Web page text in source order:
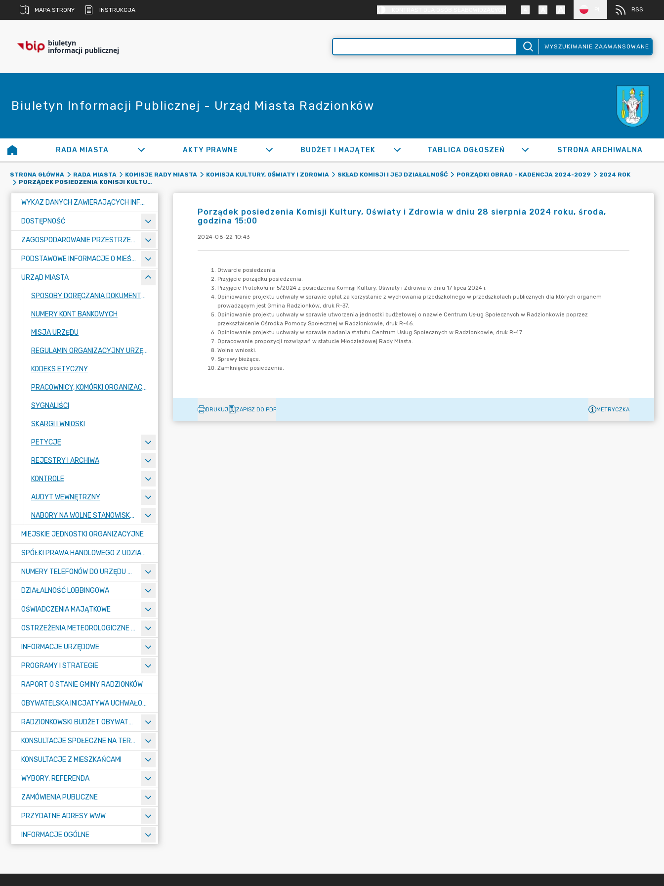
MAPA STRONY INSTRUKCJA RSS
biuletyn
informacji publicznej WYSZUKIWANIE ZAAWANSOWANE
Biuletyn Informacji Publicznej - Urząd Miasta Radzionków
RADA MIASTA AKTY PRAWNE BUDŻET I MAJĄTEK TABLICA OGŁOSZEŃ STRONA ARCHIWALNA
STRONA GŁÓWNA RADA MIASTA KOMISJE RADY MIASTA KOMISJA KULTURY, OŚWIATY I ZDROWIA SKŁAD KOMISJI I JEJ DZIAŁALNOŚĆ PORZĄDKI OBRAD - KADENCJA 2024-2029
2024 ROK
PORZĄDEK POSIEDZENIA KOMISJI KULTURY, OŚWIATY I ZDROWIA W DNIU 28 SIERPNIA 2024 ROKU, ŚRODA, GODZINA 15:00
WYKAZ DANYCH ZAWIERAJĄCYCH INFORMACJE O ŚRODOWISKU I JEGO OCHRONIE
DOSTĘPNOŚĆ
ZAGOSPODAROWANIE PRZESTRZENNE
PODSTAWOWE INFORMACJE O MIEŚCIE
URZĄD MIASTA
SPOSOBY DORĘCZANIA DOKUMENTÓW DO URZĘDU MIASTA RADZIONKÓW
NUMERY KONT BANKOWYCH
MISJA URZĘDU
REGULAMIN ORGANIZACYJNY URZĘDU
KODEKS ETYCZNY
PRACOWNICY, KOMÓRKI ORGANIZACYJNE URZĘDU
SYGNALIŚCI
SKARGI I WNIOSKI
PETYCJE
REJESTRY I ARCHIWA
KONTROLE
AUDYT WEWNĘTRZNY
NABORY NA WOLNE STANOWISKA PRACY
MIEJSKIE JEDNOSTKI ORGANIZACYJNE
SPÓŁKI PRAWA HANDLOWEGO Z UDZIAŁEM GMINY
NUMERY TELEFONÓW DO URZĘDU MIASTA, MIEJSKICH JEDNOSTEK ORGANIZACYJNYCH ORAZ SPÓŁEK PRAWA HANDLOWEGO Z UDZIAŁEM GMINY
DZIAŁALNOŚĆ LOBBINGOWA
OŚWIADCZENIA MAJĄTKOWE
OSTRZEŻENIA METEOROLOGICZNE O ZŁYM STANIE POWIETRZA I INNE
INFORMACJE URZĘDOWE
PROGRAMY I STRATEGIE
RAPORT O STANIE GMINY RADZIONKÓW
OBYWATELSKA INICJATYWA UCHWAŁODAWCZA
RADZIONKOWSKI BUDŻET OBYWATELSKI
KONSULTACJE SPOŁECZNE NA TERENIE MIASTA RADZIONKÓW
KONSULTACJE Z MIESZKAŃCAMI
WYBORY, REFERENDA
ZAMÓWIENIA PUBLICZNE
PRZYDATNE ADRESY WWW
INFORMACJE OGÓLNE
Porządek posiedzenia Komisji Kultury, Oświaty i Zdrowia w dniu 28 sierpnia 2024 roku, środa,
godzina 15:00
2024-08-22 10:43
DRUKUJ ZAPISZ DO PDF METRYCZKA